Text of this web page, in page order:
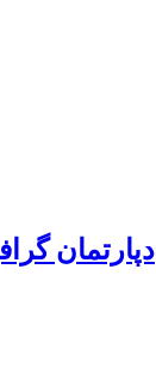
دپارتمان